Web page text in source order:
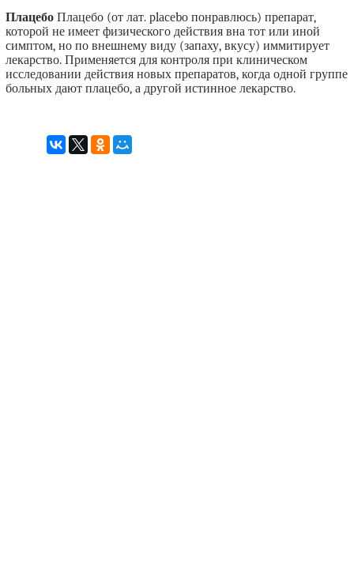
ПлацебоПлацебо (от лат. рlасеbо понравлюсь) препарат,
которой не имеет физического действия вна тот или иной
симптом, но по внешнему виду (запаху, вкусу) иммитирует
лекарство. Применяется для контроля при клиническом
исследовании действия новых препаратов, когда одной группе
больных дают плацебо, а другой истинное лекарство.